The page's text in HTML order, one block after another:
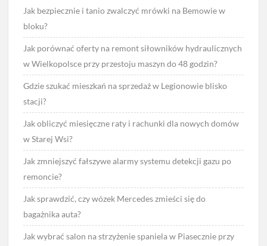
Jak bezpiecznie i tanio zwalczyć mrówki na Bemowie w
bloku?
Jak porównać oferty na remont siłowników hydraulicznych
w Wielkopolsce przy przestoju maszyn do 48 godzin?
Gdzie szukać mieszkań na sprzedaż w Legionowie blisko
stacji?
Jak obliczyć miesięczne raty i rachunki dla nowych domów
w Starej Wsi?
Jak zmniejszyć fałszywe alarmy systemu detekcji gazu po
remoncie?
Jak sprawdzić, czy wózek Mercedes zmieści się do
bagażnika auta?
Jak wybrać salon na strzyżenie spaniela w Piasecznie przy